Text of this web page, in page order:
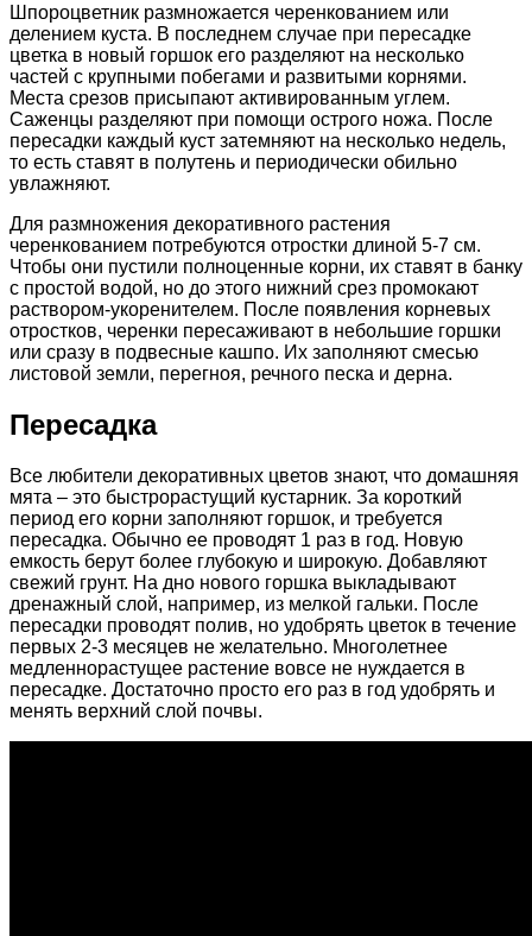
Шпороцветник размножается черенкованием или
делением куста. В последнем случае при пересадке
цветка в новый горшок его разделяют на несколько
частей с крупными побегами и развитыми корнями.
Места срезов присыпают активированным углем.
Саженцы разделяют при помощи острого ножа. После
пересадки каждый куст затемняют на несколько недель,
то есть ставят в полутень и периодически обильно
увлажняют.
Для размножения декоративного растения
черенкованием потребуются отростки длиной 5-7 см.
Чтобы они пустили полноценные корни, их ставят в банку
с простой водой, но до этого нижний срез промокают
раствором-укоренителем. После появления корневых
отростков, черенки пересаживают в небольшие горшки
или сразу в подвесные кашпо. Их заполняют смесью
листовой земли, перегноя, речного песка и дерна.
Пересадка
Все любители декоративных цветов знают, что домашняя
мята – это быстрорастущий кустарник. За короткий
период его корни заполняют горшок, и требуется
пересадка. Обычно ее проводят 1 раз в год. Новую
емкость берут более глубокую и широкую. Добавляют
свежий грунт. На дно нового горшка выкладывают
дренажный слой, например, из мелкой гальки. После
пересадки проводят полив, но удобрять цветок в течение
первых 2-3 месяцев не желательно. Многолетнее
медленнорастущее растение вовсе не нуждается в
пересадке. Достаточно просто его раз в год удобрять и
менять верхний слой почвы.